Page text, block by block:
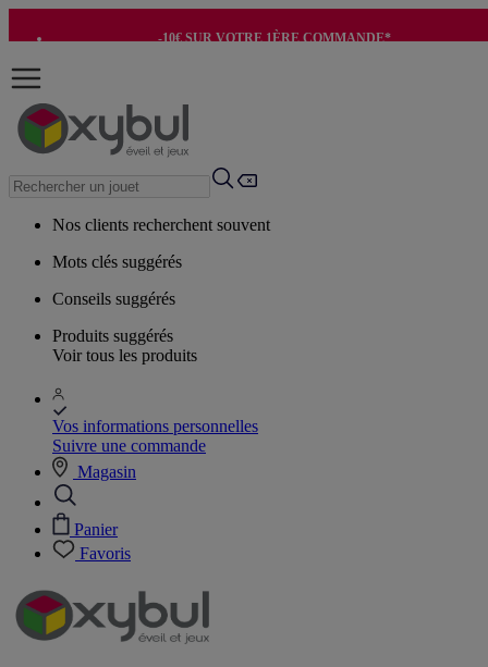
-10€ SUR VOTRE 1ÈRE COMMANDE*
Nos clients recherchent souvent
Mots clés suggérés
Conseils suggérés
Produits suggérés
Voir tous les produits
Vos informations personnelles
Suivre une commande
Magasin
Panier
Favoris